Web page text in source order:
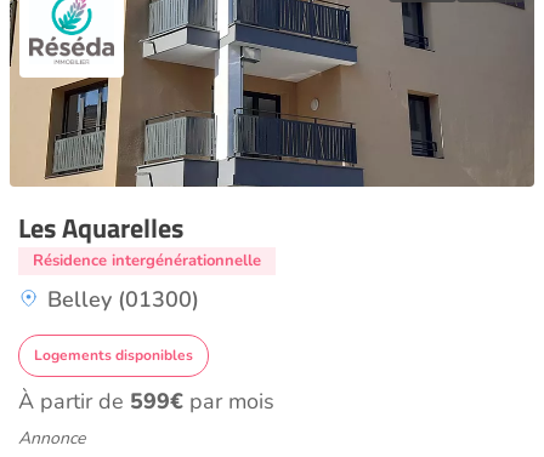
Les Aquarelles
Résidence intergénérationnelle
Belley (01300)
Logements disponibles
À partir de 599€ par mois
Annonce